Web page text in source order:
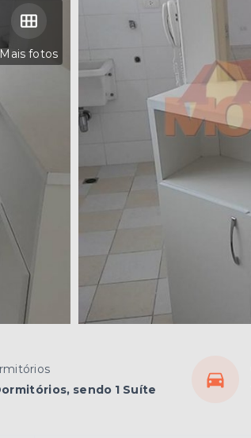
Mais fotos
sendo 1 Suíte